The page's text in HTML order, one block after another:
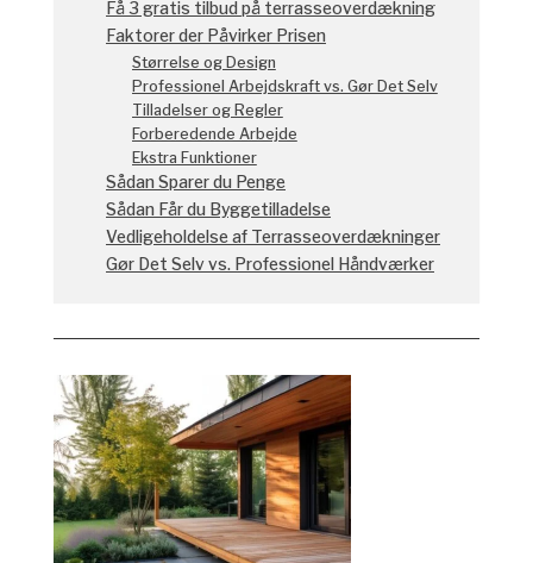
Få 3 gratis tilbud på terrasseoverdækning
Faktorer der Påvirker Prisen
Størrelse og Design
Professionel Arbejdskraft vs. Gør Det Selv
Tilladelser og Regler
Forberedende Arbejde
Ekstra Funktioner
Sådan Sparer du Penge
Sådan Får du Byggetilladelse
Vedligeholdelse af Terrasseoverdækninger
Gør Det Selv vs. Professionel Håndværker